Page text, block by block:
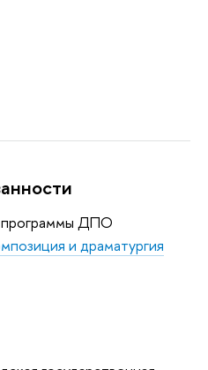
программы ДПО
и драматургия